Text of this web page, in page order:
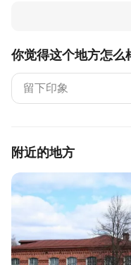
你觉得这个地方怎么
附近的地方